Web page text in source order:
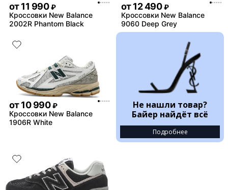
от11 990 ₽
Кроссовки New Balance
2002R Phantom Black
от12 490 ₽
Кроссовки New Balance
9060 Deep Grey
от10 990 ₽
Кроссовки New Balance
1906R White
Не нашли товар?
Байер найдёт всё
Подробнее